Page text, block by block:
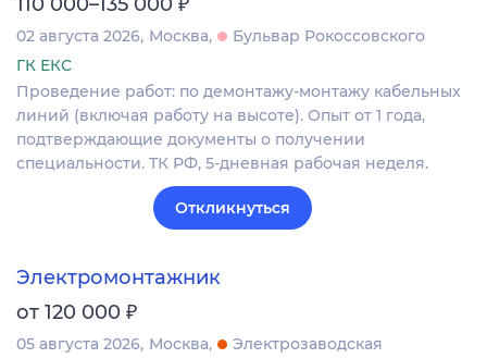
02 августа 2026 Москва
Бульвар Рокоссовского
ГК ЕКС
Проведение работ: по демонтажу-монтажу кабельных
линий (включая работу на высоте). Опыт от 1 года,
подтверждающие документы о получении
специальности. ТК РФ, 5-дневная рабочая неделя.
Откликнуться
Электромонтажник
от 120 000 ₽
05 августа 2026 Москва
Электрозаводская